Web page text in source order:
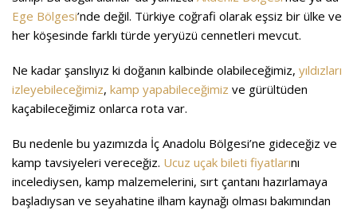
Ege Bölgesi’nde değil. Türkiye coğrafi olarak eşsiz bir ülke ve
her köşesinde farklı türde yeryüzü cennetleri mevcut.
Ne kadar şanslıyız ki doğanın kalbinde olabileceğimiz, yıldızları
izleyebileceğimiz, kamp yapabileceğimiz ve gürültüden
kaçabileceğimiz onlarca rota var.
Bu nedenle bu yazımızda İç Anadolu Bölgesi’ne gideceğiz ve
kamp tavsiyeleri vereceğiz. Ucuz uçak bileti fiyatlarını
incelediysen, kamp malzemelerini, sırt çantanı hazırlamaya
başladıysan ve seyahatine ilham kaynağı olması bakımından